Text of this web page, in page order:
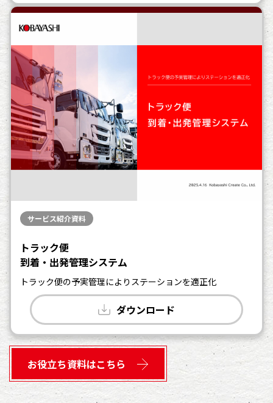
サービス紹介資料
トラック便
到着・出発管理システム
トラック便の予実管理によりステーションを適正化
ダウンロード
お役立ち資料はこちら